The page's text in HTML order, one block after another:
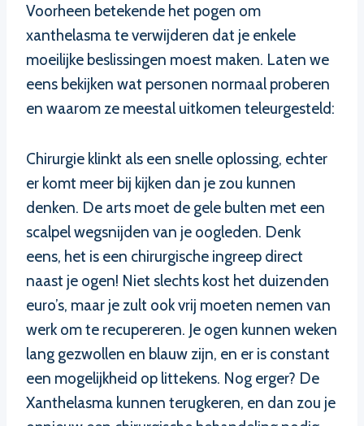
Voorheen betekende het pogen om
xanthelasma te verwijderen dat je enkele
moeilijke beslissingen moest maken. Laten we
eens bekijken wat personen normaal proberen
en waarom ze meestal uitkomen teleurgesteld:
Chirurgie klinkt als een snelle oplossing, echter
er komt meer bij kijken dan je zou kunnen
denken. De arts moet de gele bulten met een
scalpel wegsnijden van je oogleden. Denk
eens, het is een chirurgische ingreep direct
naast je ogen! Niet slechts kost het duizenden
euro’s, maar je zult ook vrij moeten nemen van
werk om te recupereren. Je ogen kunnen weken
lang gezwollen en blauw zijn, en er is constant
een mogelijkheid op littekens. Nog erger? De
Xanthelasma kunnen terugkeren, en dan zou je